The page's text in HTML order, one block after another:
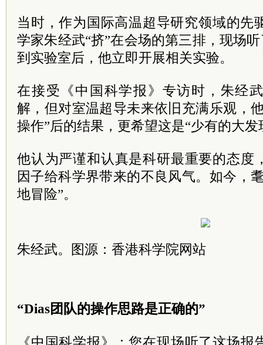
当时，作为国际高温超导研究领域的先
学家朱经武“挤”在会场的第三排，现场
到实验室后，他立即开展相关实验。
在接受《中国科学报》专访时，朱经
解，但对室温超导未来依旧充满乐观，
操作”后的结果，更希望这是“少有的大发
他认为严谨和认真是科研最重要的态度
因子给科学界带来的不良风气。如今，
地冒险”。
朱经武。图源：香港科学院网站
“Dias团队的操作思路是正确的”